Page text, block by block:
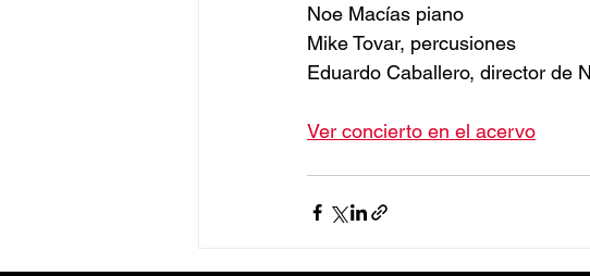
Noe Macías piano
Mike Tovar, percusiones
Eduardo Caballero, director de
Ver concierto en el acervo